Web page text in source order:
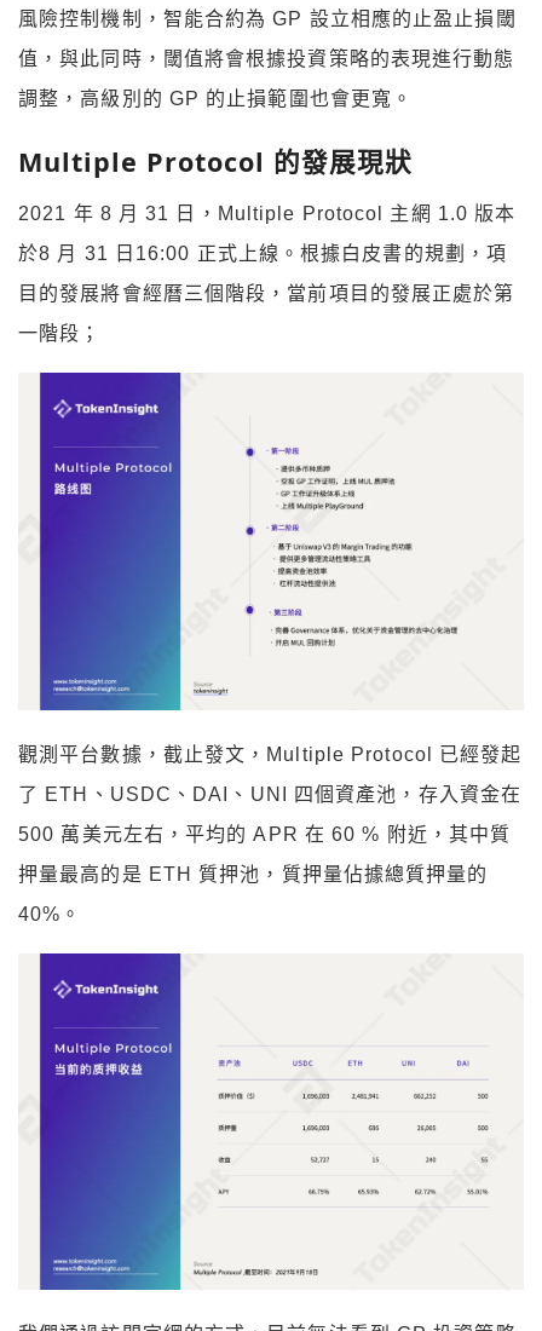
風險控制機制，智能合約為 GP 設立相應的止盈止損閾
值，與此同時，閾值將會根據投資策略的表現進行動態
調整，高級別的 GP 的止損範圍也會更寬。
Multiple Protocol 的發展現狀
2021 年 8 月 31 日，Multiple Protocol 主網 1.0 版本
於8 月 31 日16:00 正式上線。根據白皮書的規劃，項
目的發展將會經曆三個階段，當前項目的發展正處於第
一階段；
觀測平台數據，截止發文，Multiple Protocol 已經發起
了 ETH、USDC、DAI、UNI 四個資產池，存入資金在
500 萬美元左右，平均的 APR 在 60 % 附近，其中質
押量最高的是 ETH 質押池，質押量佔據總質押量的
40%。